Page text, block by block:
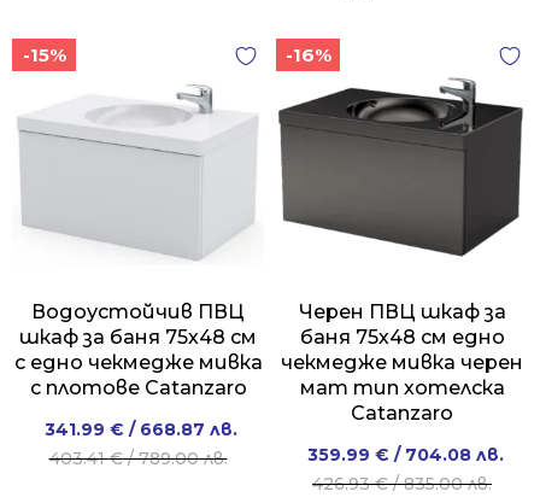
-15%
Водоустойчив ПВЦ
шкаф за баня 75х48 см
с едно чекмедже мивка
с плотове Catanzaro
403.41€/ 789.00 лв.
Original
price
341.99 € / 668.87 лв.
Current
price
-16%
Черен ПВЦ шкаф за
баня 75х48 см едно
чекмедже мивка черен
мат тип хотелска
Catanzaro
426.93€/ 835.00 лв.
Original
price
359.99 € / 704.08 лв.
Current
price